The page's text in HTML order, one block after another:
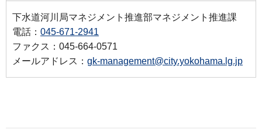
下水道河川局マネジメント推進部マネジメント推進課
電話： 045-671-2941
ファクス：045-664-0571
メールアドレス： gk-management@city.yokohama.lg.jp